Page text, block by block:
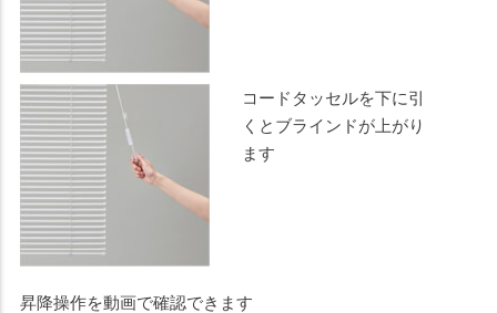
コードタッセルを下に引
くとブラインドが上がり
ます
昇降操作を動画で確認できます